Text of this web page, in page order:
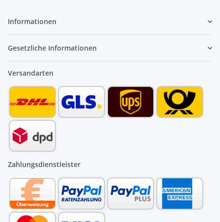
Informationen
Gesetzliche Informationen
Versandarten
Zahlungsdienstleister